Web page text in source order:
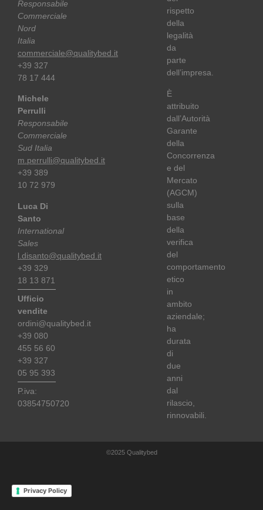
Responsabile
Commerciale
Nord
Italia
commerciale@qualitybed.it
+39 327
78 17 444
Michele
Perrulli
Responsabile
Commerciale
Sud Italia
m.perrulli@qualitybed.it
+39 389
10 72 979
Luca Di
Santo
International
Sales
l.disanto@qualitybed.it
+39 329
18 13 871
Ufficio
vendite
ordini@qualitybed.it
+39 080
455 56 60
+39 327
05 95 393
P.iva:
03854750720
rispetto
della
legalità
da
parte
dell’impresa.
È
attribuito
dall’Autorità
Garante
della
Concorrenza
e del
Mercato
(AGCM)
sulla
base
della
verifica
del
comportamento
etico
in
ambito
aziendale;
ha
durata
di
due
anni
dal
rilascio,
rinnovabili.
©2025 Qualitybed
Privacy Policy